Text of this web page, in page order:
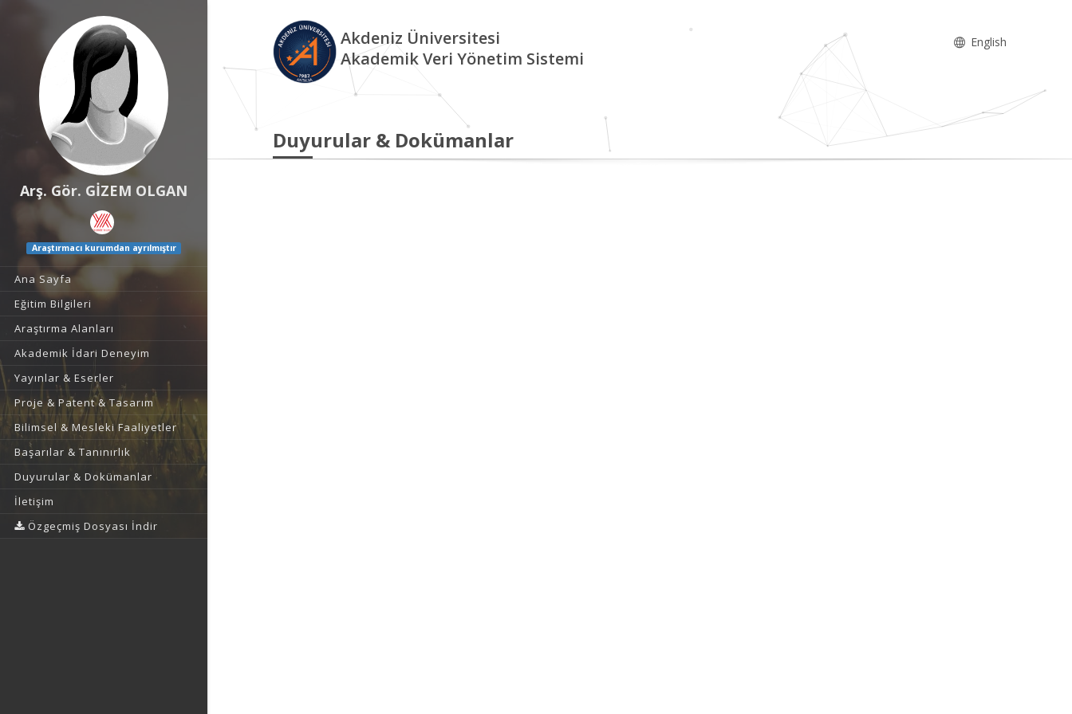
Arş. Gör. GİZEM OLGAN
Araştırmacı kurumdan ayrılmıştır
Ana Sayfa
Eğitim Bilgileri
Araştırma Alanları
Akademik İdari Deneyim
Yayınlar & Eserler
Proje & Patent & Tasarım
Bilimsel & Mesleki Faaliyetler
Başarılar & Tanınırlık
Duyurular & Dokümanlar
İletişim
Özgeçmiş Dosyası İndir
Akdeniz Üniversitesi
Akademik Veri Yönetim Sistemi
English
Duyurular & Dokümanlar